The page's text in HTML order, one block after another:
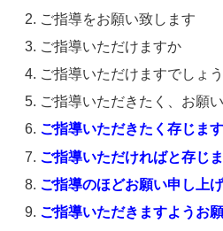
ご指導をお願い致します
ご指導いただけますか
ご指導いただけますでしょ
ご指導いただきたく、お願
ご指導いただきたく存じます
ご指導いただければと存じ
ご指導のほどお願い申し上
ご指導いただきますようお